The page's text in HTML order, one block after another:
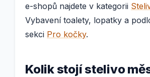
e-shopů najdete v kategorii
Vybavení toalety, lopatky a
sekci Pro kočky.
Kolik stojí stelivo